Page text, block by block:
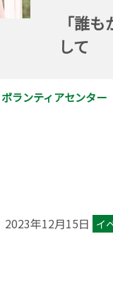
「誰
して
ボランティアセンター
2023年12月15日 イ